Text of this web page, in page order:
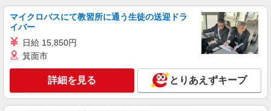
キープ 詳細を見る
職業紹介
株式会社kotrio /●SW-S-2098451
≪矢川駅≫高月給24万〜/賞与年2回｜就労支援
施設
【正社員】月給240,000〜400,000円 ・基本
給：200,000円〜220,000円 ・資格手当：10,000〜
マイクロバスにて教習所に通う生徒の送迎ドラ
イバー
日給 15,850円
箕面市
詳細を見る とりあえずキープ